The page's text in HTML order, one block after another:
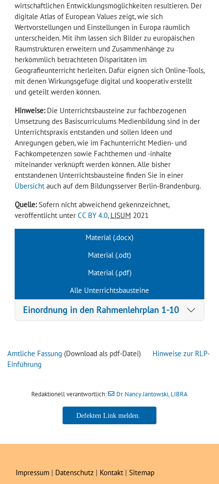
wirtschaftlichen Entwicklungsmöglichkeiten resultieren. Der
digitale Atlas of European Values zeigt, wie sich
Wertvorstellungen und Einstellungen in Europa räumlich
unterscheiden. Mit ihm lassen sich Bilder zu europäischen
Raumstrukturen erweitern und Zusammenhänge zu
herkömmlich betrachteten Disparitäten im
Geografieunterricht herleiten. Dafür eignen sich Online-Tools,
mit denen Wirkungsgefüge digital und kooperativ erstellt
und geteilt werden können.
Hinweise:Die Unterrichtsbausteine zur fachbezogenen
Umsetzung des Basiscurriculums Medienbildung sind in der
Unterrichtspraxis entstanden und sollen Ideen und
Anregungen geben, wie im Fachunterricht Medien- und
Fachkompetenzen sowie Fachthemen und -inhalte
miteinander verknüpft werden können. Alle bisher
entstandenen Unterrichtsbausteine finden Sie in einer
Übersicht auch auf dem Bildungsserver Berlin-Brandenburg.
Quelle:Sofern nicht abweichend gekennzeichnet,
veröffentlicht unter CC BY 4.0, LISUM 2021
Material (.docx)
Material (.odt)
Material (.pdf)
Alle Unterrichtsbausteine
Einordnung in den Rahmenlehrplan 1-10
Amtliche Fassung (Download als pdf-Datei) Hinweise zur RLP-
Einführung
Redaktionell verantwortlich: Dr. Nancy Jantowski, LIBRA
Dr. Nancy Jantowski, LIBRA
Impressum | Datenschutz | Kontakt | Sitemap